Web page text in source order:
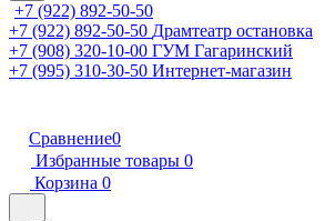
+7 (922) 892-50-50
+7 (922) 892-50-50 Драмтеатр остановка
+7 (908) 320-10-00 ГУМ Гагаринский
+7 (995) 310-30-50 Интернет-магазин
Сравнение0
Избранные товары 0
Корзина 0